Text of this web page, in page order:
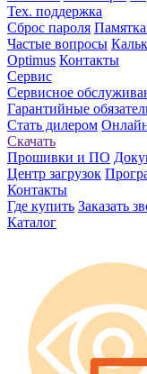
Тех. поддержка
Сброс пароля
Частые вопросы
Optimus Контакты
Сервис
Сервисное
Гарантийные
Стать дилером
Скачать
Прошивки и ПО
Центр загрузок
Контакты
Где купить Заказать
Каталог